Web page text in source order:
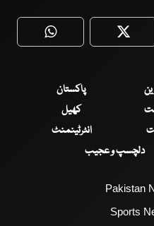
WhatsApp
پاکستان
کھیل
انٹرٹینمنٹ
دلچسپ و عجیب
Pakistan
Sports